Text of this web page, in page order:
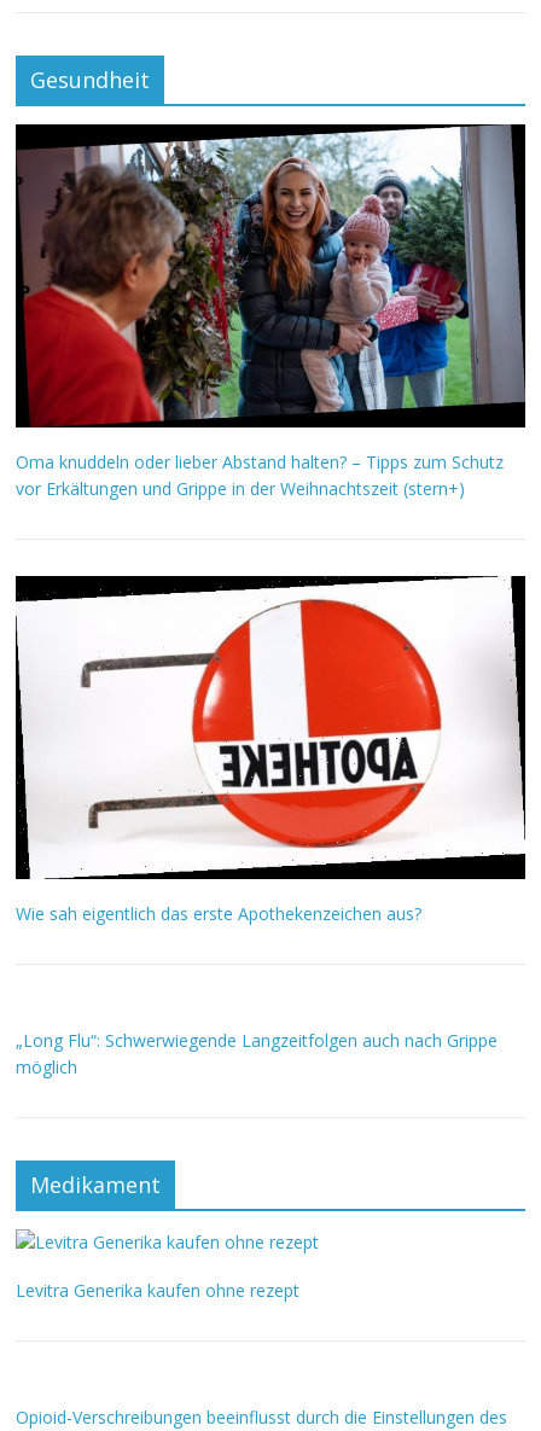
Gesundheit
Oma knuddeln oder lieber Abstand halten? – Tipps zum Schutz
vor Erkältungen und Grippe in der Weihnachtszeit (stern+)
Wie sah eigentlich das erste Apothekenzeichen aus?
„Long Flu“: Schwerwiegende Langzeitfolgen auch nach Grippe
möglich
Medikament
Levitra Generika kaufen ohne rezept
Opioid-Verschreibungen beeinflusst durch die Einstellungen des